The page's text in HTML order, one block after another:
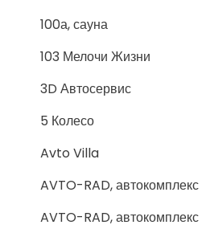
100а, сауна
103 Мелочи Жизни
3D Автосервис
5 Колесо
Avto Villa
AVTO-RAD, автокомплекс
AVTO-RAD, автокомплекс